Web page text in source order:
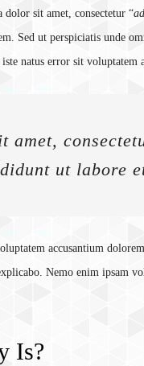
sit amet, consectetur “
Sed ut perspiciatis unde
natus error sit
amet,
ut labore
accusantium
Nemo enim ipsam
Is?